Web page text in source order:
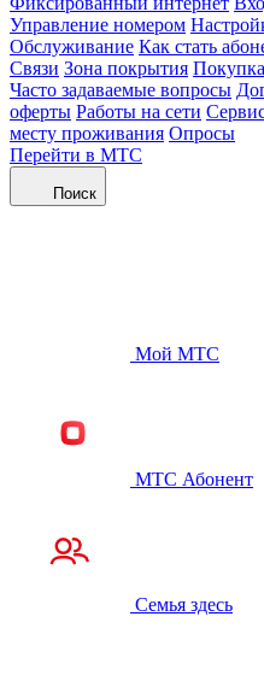
Управление номером
Обслуживание Как стать
Связи Зона покрытия
Часто задаваемые вопросы
оферты Работы на сети
месту проживания Опросы
Перейти в МТС
Поиск
Мой МТС
МТС Абонент
Семья здесь